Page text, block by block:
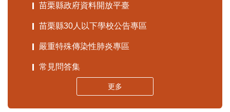
苗栗縣政府資料開放平臺
苗栗縣30人以下學校公告專區
嚴重特殊傳染性肺炎專區
常見問答集
更多